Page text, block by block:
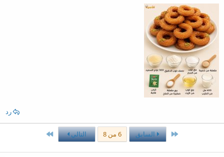
رد
الأول السابق 6 من 8 التالي الاخير